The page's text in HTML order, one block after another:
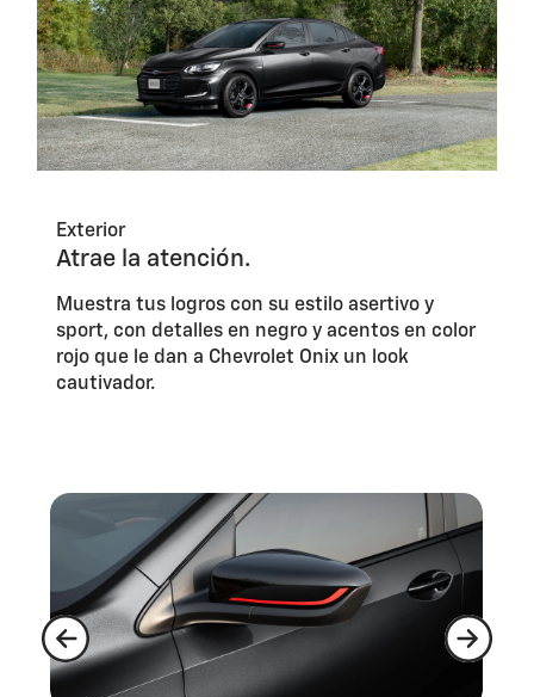
Exterior
Atrae la atención.
Muestra tus logros con su estilo asertivo y
sport, con detalles en negro y acentos en color
rojo que le dan a Chevrolet Onix un look
cautivador.